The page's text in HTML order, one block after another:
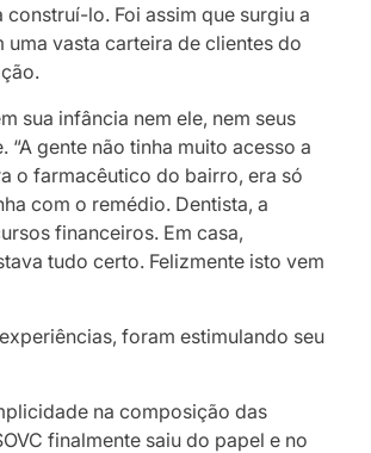
lo. Foi assim que surgiu a
vasta carteira de clientes do
sua infância nem ele, nem seus
gente não tinha muito acesso a
o farmacêutico do bairro, era só
com o remédio. Dentista, a
financeiros. Em casa,
tudo certo. Felizmente isto vem
foram estimulando seu
na composição das
finalmente saiu do papel e no